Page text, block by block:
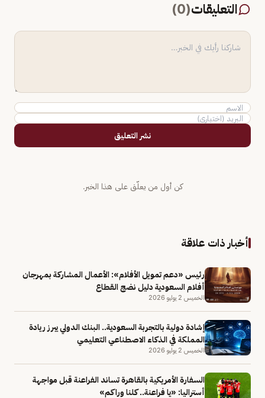
التعليقات(
0
)
نشر التعليق
كن أول من يعلّق على هذا الخبر.
أخبار ذات علاقة
رئيس «دعم تمويل الأفلام»: الأعمال المشاركة بمهرجان
أفلام السعودية دليل نضج القطاع
الخميس 2 يوليو 2026
إشادة دولية بالتجربة السعودية.. البنك الدولي يبرز ريادة
المملكة في الذكاء الاصطناعي التعليمي
الخميس 2 يوليو 2026
السفارة الأمريكية بالقاهرة تساند الفراعنة قبل مواجهة
أستراليا: «يا فراعنة.. كلنا وراكم»